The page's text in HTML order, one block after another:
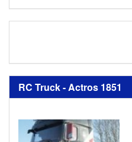
RC Truck - Actros 1851